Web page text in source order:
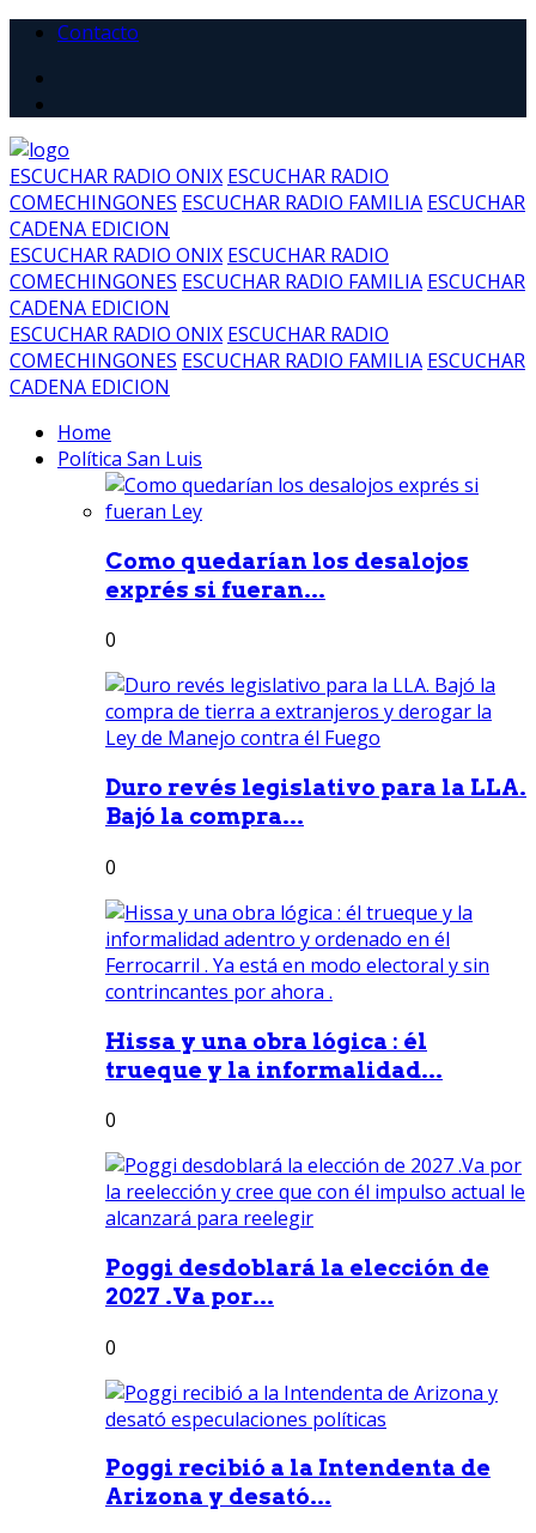
Contacto
ESCUCHAR RADIO ONIX ESCUCHAR RADIO
COMECHINGONES ESCUCHAR RADIO FAMILIA ESCUCHAR
CADENA EDICION
ESCUCHAR RADIO ONIX ESCUCHAR RADIO
COMECHINGONES ESCUCHAR RADIO FAMILIA ESCUCHAR
CADENA EDICION
ESCUCHAR RADIO ONIX ESCUCHAR RADIO
COMECHINGONES ESCUCHAR RADIO FAMILIA ESCUCHAR
CADENA EDICION
Home
Política San Luis
Como quedarían los desalojos
exprés si fueran...
0
Duro revés legislativo para la LLA.
Bajó la compra...
0
Hissa y una obra lógica : él
trueque y la informalidad...
0
Poggi desdoblará la elección de
2027 .Va por...
0
Poggi recibió a la Intendenta de
Arizona y desató...